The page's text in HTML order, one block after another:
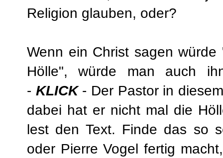
Religion glauben, oder?
Wenn ein Christ sagen
Hölle", würde man auch
- KLICK - Der Pastor in
dabei hat er nicht mal die
lest den Text. Finde das so
oder Pierre Vogel fertig